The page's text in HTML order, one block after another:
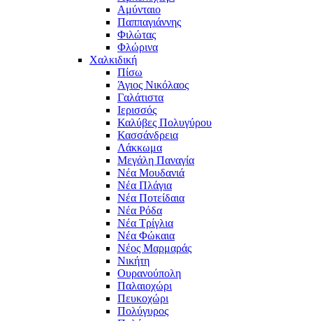
Αμύνταιο
Παππαγιάννης
Φιλώτας
Φλώρινα
Χαλκιδική
Πίσω
Άγιος Νικόλαος
Γαλάτιστα
Ιερισσός
Καλύβες Πολυγύρου
Κασσάνδρεια
Λάκκωμα
Μεγάλη Παναγία
Νέα Μουδανιά
Νέα Πλάγια
Νέα Ποτείδαια
Νέα Ρόδα
Νέα Τρίγλια
Νέα Φώκαια
Νέος Μαρμαράς
Νικήτη
Ουρανούπολη
Παλαιοχώρι
Πευκοχώρι
Πολύγυρος